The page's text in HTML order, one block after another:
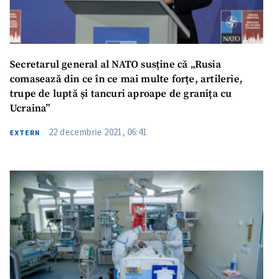
Secretarul general al NATO susține că „Rusia
comasează din ce în ce mai multe forțe, artilerie,
trupe de luptă și tancuri aproape de granița cu
Ucraina”
EXTERN 22 decembrie 2021, 06:41